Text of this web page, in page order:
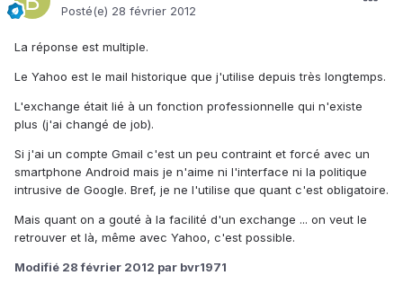
Posté(e) 28 février 2012
La réponse est multiple.
Le Yahoo est le mail historique que j'utilise depuis très longtemps.
L'exchange était lié à un fonction professionnelle qui n'existe
plus (j'ai changé de job).
Si j'ai un compte Gmail c'est un peu contraint et forcé avec un
smartphone Android mais je n'aime ni l'interface ni la politique
intrusive de Google. Bref, je ne l'utilise que quant c'est obligatoire.
Mais quant on a gouté à la facilité d'un exchange ... on veut le
retrouver et là, même avec Yahoo, c'est possible.
Modifié 28 février 2012 par bvr1971